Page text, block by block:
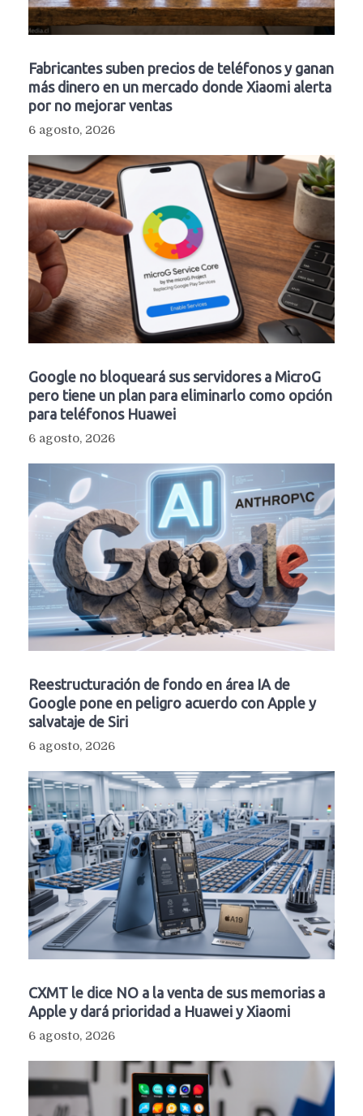
Fabricantes suben precios de teléfonos y ganan
más dinero en un mercado donde Xiaomi alerta
por no mejorar ventas
6 agosto, 2026
Google no bloqueará sus servidores a MicroG
pero tiene un plan para eliminarlo como opción
para teléfonos Huawei
6 agosto, 2026
Reestructuración de fondo en área IA de
Google pone en peligro acuerdo con Apple y
salvataje de Siri
6 agosto, 2026
CXMT le dice NO a la venta de sus memorias a
Apple y dará prioridad a Huawei y Xiaomi
6 agosto, 2026